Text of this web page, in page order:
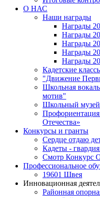
О НАС
Наши награды
Награды
Награды
Награды
Награды
Награды
Кадетские
"Движение
Школьная
мотив"
Школьный
Отечества»
Конкурсы и гранты
Сердце отдаю
Кадеты -
Смотр Конкурс
Профессиональное
19601 Швея
Инновационная
Районная